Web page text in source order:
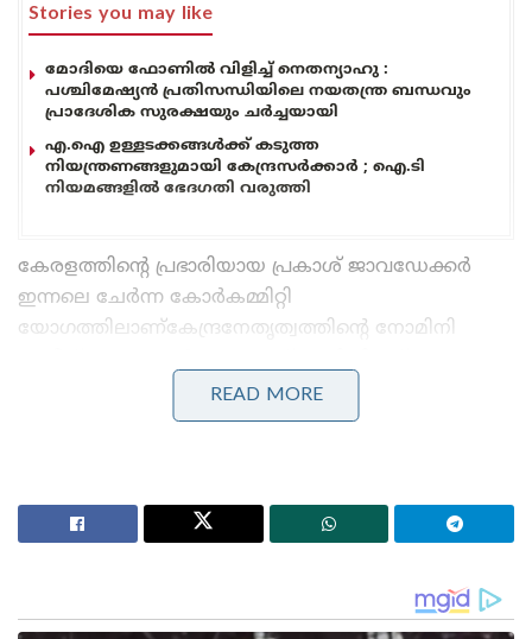
Stories you may like
മോദിയെ ഫോണിൽ വിളിച്ച് നെതന്യാഹു :
പശ്ചിമേഷ്യൻ പ്രതിസന്ധിയിലെ നയതന്ത്ര ബന്ധവും
പ്രാദേശിക സുരക്ഷയും ചർച്ചയായി
എ.ഐ ഉള്ളടക്കങ്ങൾക്ക് കടുത്ത
നിയന്ത്രണങ്ങളുമായി കേന്ദ്രസർക്കാർ ; ഐ.ടി
നിയമങ്ങളിൽ ഭേദഗതി വരുത്തി
കേരളത്തിന്റെ പ്രഭാരിയായ പ്രകാശ് ജാവഡേക്കർ
ഇന്നലെ ചേർന്ന കോർകമ്മിറ്റി
യോഗത്തിലാണ്കേന്ദ്രനേതൃത്വത്തിന്റെ നോമിനി
തുടർന്ന്അദ്ധ്യക്ഷസ്ഥാനത്തേക്ക് രാജീവ് നാമനിർദേശ
പത്രിക നൽകി. പ്രധാന നേതാക്കളെല്ലാം
ബിജെപിയുടെ ദേശീയ വക്താവായും എന്‍ഡി എയുടെ
കേരള ഘടകം വൈസ് ചെയര്‍മാനായുംപ്രവര്‍ത്തിച്ച
ഇന്‍ഫര്‍മേഷന്‍ ടെക്‌നോളജി വകുപ്പുകളുടെ
READ MORE